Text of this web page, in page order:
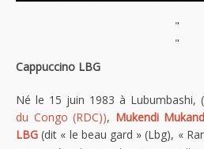
"
"
Cappuccino LBG
Né le 15 juin 1983 à Lubumbashi, (
du Congo (RDC)), Mukendi
LBG (dit « le beau gard » (Lbg), «